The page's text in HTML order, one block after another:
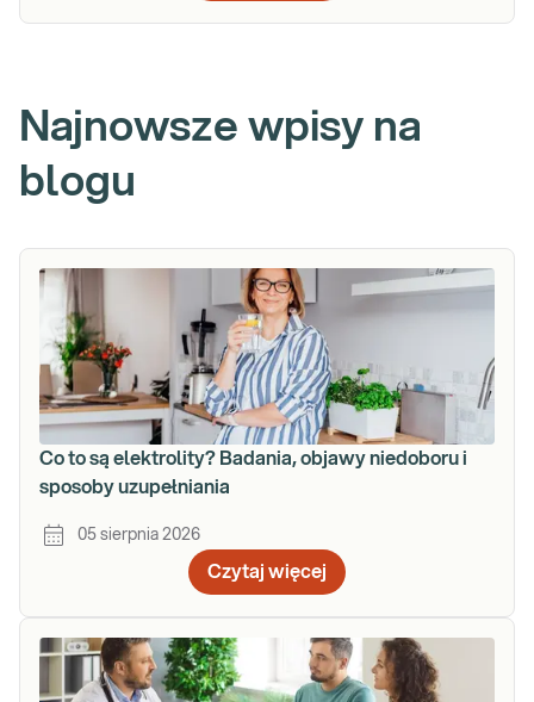
Najnowsze wpisy na
blogu
Co to są elektrolity? Badania, objawy niedoboru i
sposoby uzupełniania
05 sierpnia 2026
Czytaj więcej